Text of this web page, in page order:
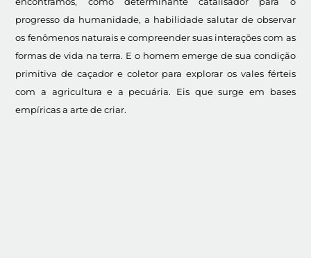
progresso da humanidade, a habilidade salutar de observar
os fenômenos naturais e compreender suas interações com as
formas de vida na terra. E o homem emerge de sua condição
primitiva de caçador e coletor para explorar os vales férteis
com a agricultura e a pecuária. Eis que surge em bases
empíricas a arte de criar.